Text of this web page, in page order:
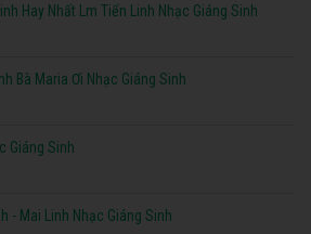
Hay Nhất Lm Tiến Linh Nhạc Giáng Sinh
Bà Maria Ơi Nhạc Giáng Sinh
Giáng Sinh
- Mai Linh Nhạc Giáng Sinh